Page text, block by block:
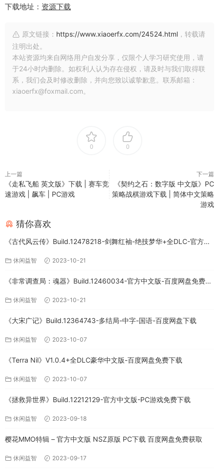
下载地址： 资源下载
原文链接： https://www.xiaoerfx.com/24524.html ，转载请
注明出处。
本站资源均来自网络用户自发分享，仅限个人学习研究使用，请
于24小时内删除。如权利人认为存在侵权，请及时与我们取得联
系，我们会及时修改删除，并向您致以诚挚歉意。联系邮箱：
xiaoerfx@foxmail.com。
0 0
上一篇
《走私飞船 英文版》下载 | 赛车竞
速游戏 | 飙车 | PC游戏
下一篇
《契约之石：数字版 中文版》PC
策略战棋游戏下载 | 简体中文策略
游戏
猜你喜欢
《古代风云传》Build.12478218-剑舞红袖-绝技梦华+全DLC-官方中
休闲益智 2023-10-21
《非常调查局：魂器》Build.12460034-官方中文版-百度网盘免费下
休闲益智 2023-10-21
《大宋广记》Build.12364743-多结局-中字-国语-百度网盘下载
休闲益智 2023-10-07
《Terra Nil》V1.0.4+全DLC豪华中文版-百度网盘免费下载
休闲益智 2023-10-07
《拯救异世界》Build.12212129-官方中文版-PC游戏免费下载
休闲益智 2023-09-18
樱花MMO特辑 – 官方中文版 NSZ原版 PC下载 百度网盘免费获取
休闲益智 2023-09-17